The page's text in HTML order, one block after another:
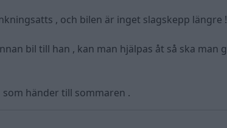
, och bilen är inget slagskepp längre !
bil till han , kan man hjälpas åt så ska man
som händer till sommaren .